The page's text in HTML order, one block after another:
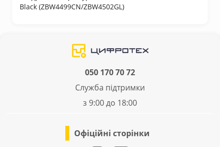
Black (ZBW4499CN/ZBW4502GL)
050 170 70 72
Служба підтримки
з 9:00 до 18:00
Офіційні сторінки